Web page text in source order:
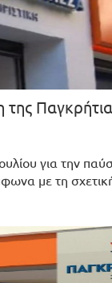
για την
με τη